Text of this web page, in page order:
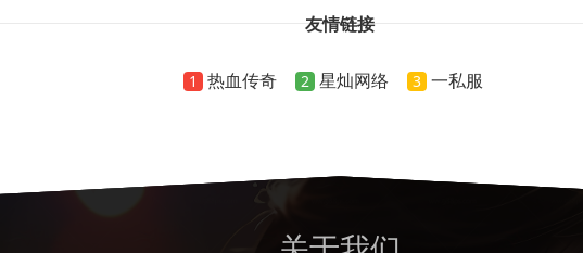
友情链接
1 热血传奇 2 星灿网络 3 一私服